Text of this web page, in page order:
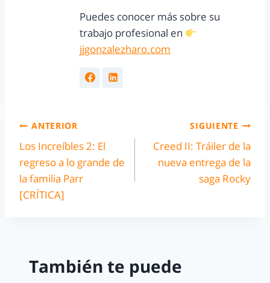
Puedes conocer más sobre su
trabajo profesional en
jjgonzalezharo.com
ANTERIOR
Los Increíbles 2: El
regreso a lo grande de
la familia Parr
[CRÍTICA]
SIGUIENTE
Creed II: Tráiler de la
nueva entrega de la
saga Rocky
También te puede